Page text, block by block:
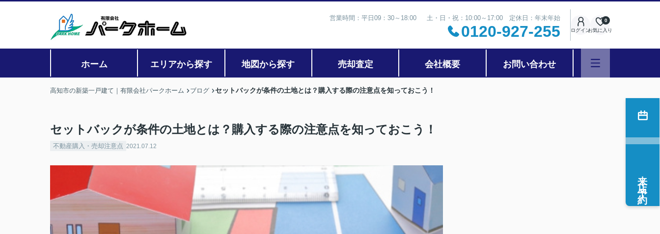
営業時間：平日09：30～18:00 土・日・祝：10:00～17:00 定休日：年末年始
0120-927-255 ログインお気に入り
0
ホーム エリアから探す 地図から探す 売却査定 会社概要 お問い合わせ
高知市の新築一戸建て｜有限会社パークホーム ブログ セットバックが条件の土地とは？購入する際の注意点を知っておこう！
セットバックが条件の土地とは？購入する際の注意点を知っておこう！
不動産購入・売却注意点 2021.07.12
来店予約